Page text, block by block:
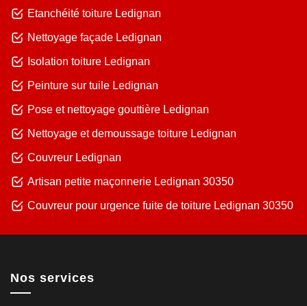
Etanchéité toiture Ledignan
Nettoyage façade Ledignan
Isolation toiture Ledignan
Peinture sur tuile Ledignan
Pose et nettoyage gouttière Ledignan
Nettoyage et demoussage toiture Ledignan
Couvreur Ledignan
Artisan petite maçonnerie Ledignan 30350
Couvreur pour urgence fuite de toiture Ledignan 30350
Nos services